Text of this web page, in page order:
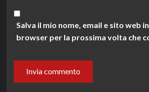
Salva il mio nome, email e sito web
browser per la prossima volta che